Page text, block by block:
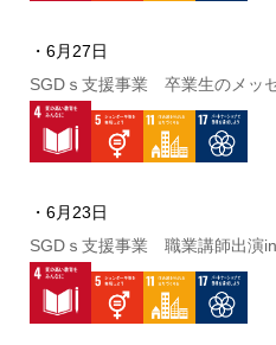
・6月27日
SGDｓ支援事業 卒業生のメッ
・6月23日
SGDｓ支援事業 職業講師出演